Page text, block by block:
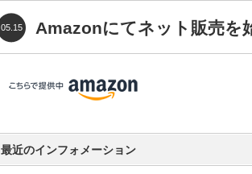
Amazonにてネット販売を
05.15
最近のインフォメーション